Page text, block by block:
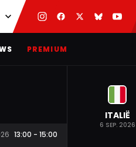
PREMIUM
13:00 - 15:00
ITALIË
6 SEP. 2026